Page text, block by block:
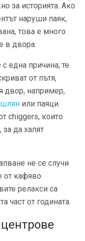
за историята. Ако
наруши паяк,
това е много
в двора.
една причина; те
от пътя,
двор, например,
или паяци.
chiggers, които
да хапят
не се случи
от кафяво
релакси са
част от годината.